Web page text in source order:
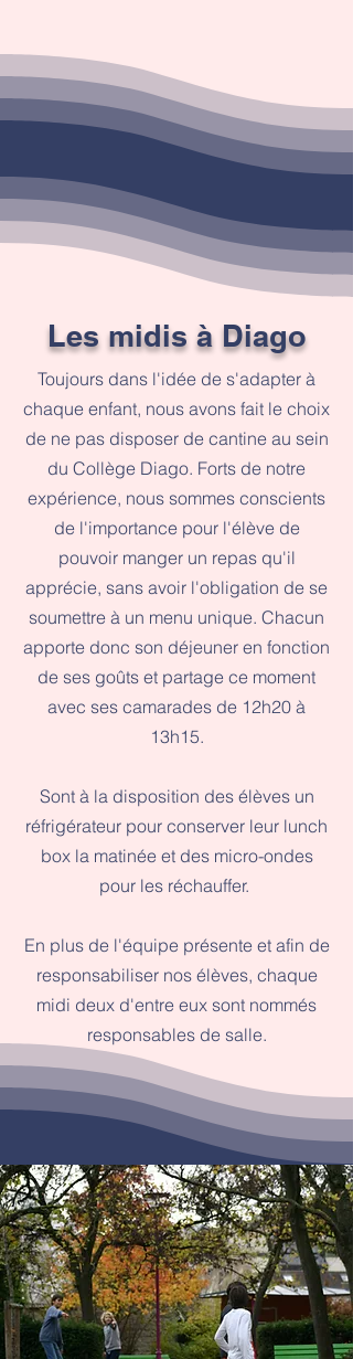
Les midis à Diago
Toujours dans l'idée de s'adapter à
chaque enfant, nous avons fait le choix
de ne pas disposer de cantine au sein
du Collège Diago. Forts de notre
expérience, nous sommes conscients
de l'importance pour l'élève de
pouvoir manger un repas qu'il
apprécie, sans avoir l'obligation de se
soumettre à un menu unique. Chacun
apporte donc son déjeuner en fonction
de ses goûts et partage ce moment
avec ses camarades de 12h20 à
13h15.
Sont à la disposition des élèves un
réfrigérateur pour conserver leur lunch
box la matinée et des micro-ondes
pour les réchauffer.
En plus de l'équipe présente et afin de
responsabiliser nos élèves, chaque
midi deux d'entre eux sont nommés
responsables de salle.